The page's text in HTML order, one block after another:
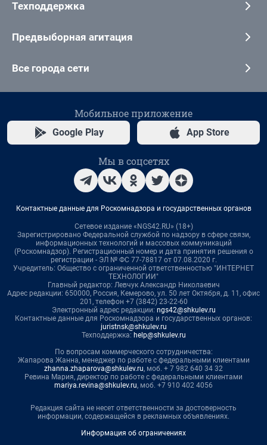
Техподдержка
Предвыборная агитация
Все города сети
Мобильное приложение
Google Play App Store
Мы в соцсетях
Контактные данные для Роскомнадзора и государственных органов
Сетевое издание «NGS42.RU» (18+)
Зарегистрировано Федеральной службой по надзору в сфере связи,
информационных технологий и массовых коммуникаций
(Роскомнадзор). Регистрационный номер и дата принятия решения о
регистрации - ЭЛ № ФС 77-78817 от 07.08.2020 г.
Учредитель: Общество с ограниченной ответственностью "ИНТЕРНЕТ
ТЕХНОЛОГИИ"
Главный редактор: Левчук Александр Николаевич
Адрес редакции: 650000, Россия, Кемерово, ул. 50 лет Октября, д. 11, офис
201, телефон +7 (3842) 23-22-60
Электронный адрес редакции: ngs42@shkulev.ru
Контактные данные для Роскомнадзора и государственных органов:
juristnsk@shkulev.ru
Техподдержка: help@shkulev.ru
По вопросам коммерческого сотрудничества:
Жапарова Жанна, менеджер по работе с федеральными клиентами
zhanna.zhaparova@shkulev.ru, моб. + 7 982 640 34 32
Ревина Мария, директор по работе с федеральными клиентами
mariya.revina@shkulev.ru, моб. +7 910 402 4056
Редакция сайта не несет ответственности за достоверность
информации, содержащейся в рекламных объявлениях.
Информация об ограничениях